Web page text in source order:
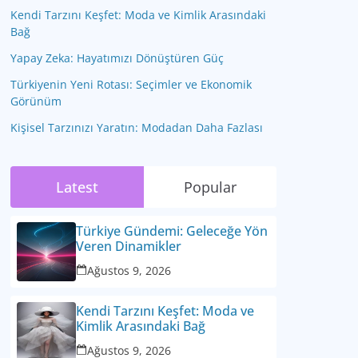
Kendi Tarzını Keşfet: Moda ve Kimlik Arasındaki
Bağ
Yapay Zeka: Hayatımızı Dönüştüren Güç
Türkiyenin Yeni Rotası: Seçimler ve Ekonomik
Görünüm
Kişisel Tarzınızı Yaratın: Modadan Daha Fazlası
Latest Popular
Türkiye Gündemi: Geleceğe Yön
Veren Dinamikler
Ağustos 9, 2026
Kendi Tarzını Keşfet: Moda ve
Kimlik Arasındaki Bağ
Ağustos 9, 2026